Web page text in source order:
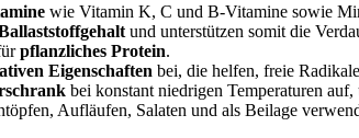
wie Vitamin K, C und B-Vitamine sowie
und unterstützen somit die
pflanzliches Protein.
Eigenschaften bei, die helfen, freie
bei konstant niedrigen Temperaturen
Aufläufen, Salaten und als Beilage